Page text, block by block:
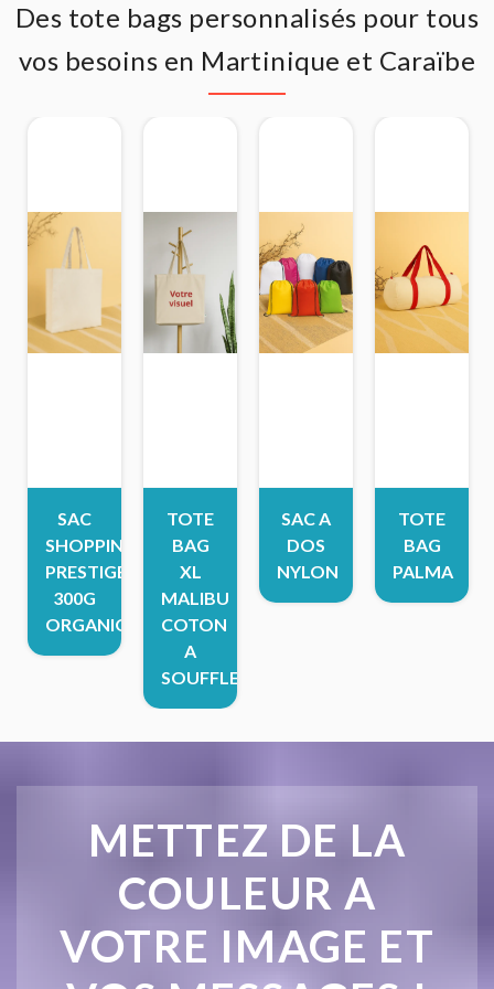
Des tote bags personnalisés pour tous
vos besoins en Martinique et Caraïbe
SAC
SHOPPING
PRESTIGE
300G
ORGANIQUE
TOTE
BAG
XL
MALIBU
COTON
A
SOUFFLETS
SAC A
DOS
NYLON
TOTE
BAG
PALMA
METTEZ DE LA
COULEUR A
VOTRE IMAGE ET